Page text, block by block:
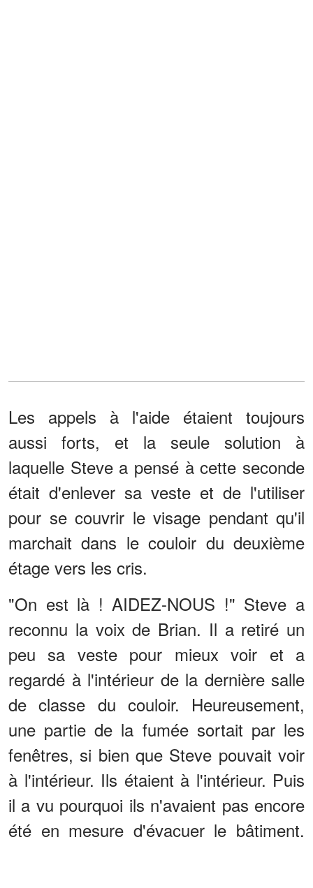
Les appels à l'aide étaient toujours
aussi forts, et la seule solution à
laquelle Steve a pensé à cette seconde
était d'enlever sa veste et de l'utiliser
pour se couvrir le visage pendant qu'il
marchait dans le couloir du deuxième
étage vers les cris.
"On est là ! AIDEZ-NOUS !" Steve a
reconnu la voix de Brian. Il a retiré un
peu sa veste pour mieux voir et a
regardé à l'intérieur de la dernière salle
de classe du couloir. Heureusement,
une partie de la fumée sortait par les
fenêtres, si bien que Steve pouvait voir
à l'intérieur. Ils étaient à l'intérieur. Puis
il a vu pourquoi ils n'avaient pas encore
été en mesure d'évacuer le bâtiment.